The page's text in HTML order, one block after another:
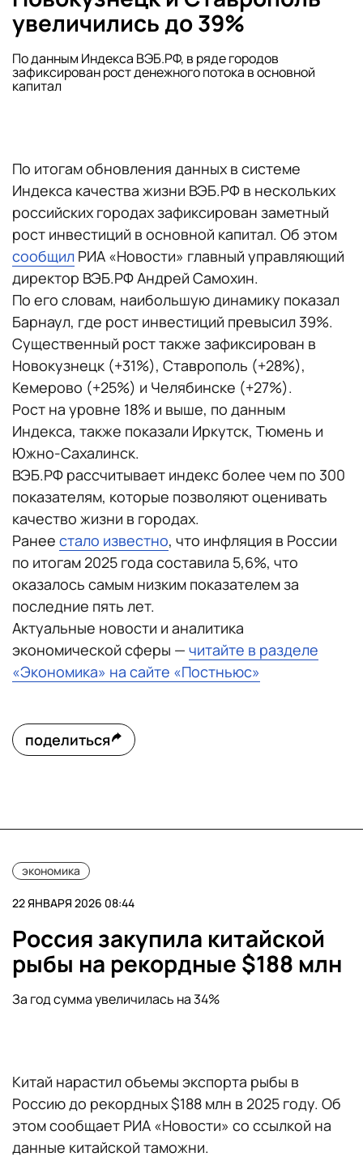
увеличились до 39%
По данным Индекса ВЭБ.РФ, в ряде городов
зафиксирован рост денежного потока в основной
капитал
По итогам обновления данных в системе
Индекса качества жизни ВЭБ.РФ в нескольких
российских городах зафиксирован заметный
рост инвестиций в основной капитал. Об этом
сообщил РИА «Новости» главный управляющий
директор ВЭБ.РФ Андрей Самохин.
По его словам, наибольшую динамику показал
Барнаул, где рост инвестиций превысил 39%.
Существенный рост также зафиксирован в
Новокузнецк (+31%), Ставрополь (+28%),
Кемерово (+25%) и Челябинске (+27%).
Рост на уровне 18% и выше, по данным
Индекса, также показали Иркутск, Тюмень и
Южно-Сахалинск.
ВЭБ.РФ рассчитывает индекс более чем по 300
показателям, которые позволяют оценивать
качество жизни в городах.
Ранее стало известно, что инфляция в России
по итогам 2025 года составила 5,6%, что
оказалось самым низким показателем за
последние пять лет.
Актуальные новости и аналитика
экономической сферы — читайте в разделе
«Экономика» на сайте «Постньюс»
поделиться
экономика
22 ЯНВАРЯ 2026 08:44
Россия закупила китайской
рыбы на рекордные $188 млн
За год сумма увеличилась на 34%
Китай нарастил объемы экспорта рыбы в
Россию до рекордных $188 млн в 2025 году. Об
этом сообщает РИА «Новости» со ссылкой на
данные китайской таможни.